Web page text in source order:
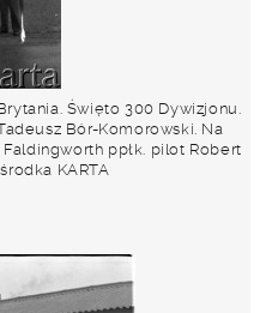
Święto 300 Dywizjonu.
Bór-Komorowski. Na
ppłk. pilot Robert
KARTA